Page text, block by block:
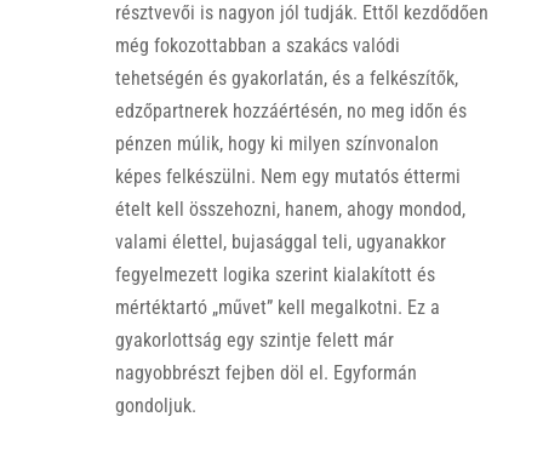
résztvevői is nagyon jól tudják. Ettől kezdődően
még fokozottabban a szakács valódi
tehetségén és gyakorlatán, és a felkészítők,
edzőpartnerek hozzáértésén, no meg időn és
pénzen múlik, hogy ki milyen színvonalon
képes felkészülni. Nem egy mutatós éttermi
ételt kell összehozni, hanem, ahogy mondod,
valami élettel, bujasággal teli, ugyanakkor
fegyelmezett logika szerint kialakított és
mértéktartó „művet” kell megalkotni. Ez a
gyakorlottság egy szintje felett már
nagyobbrészt fejben döl el. Egyformán
gondoljuk.